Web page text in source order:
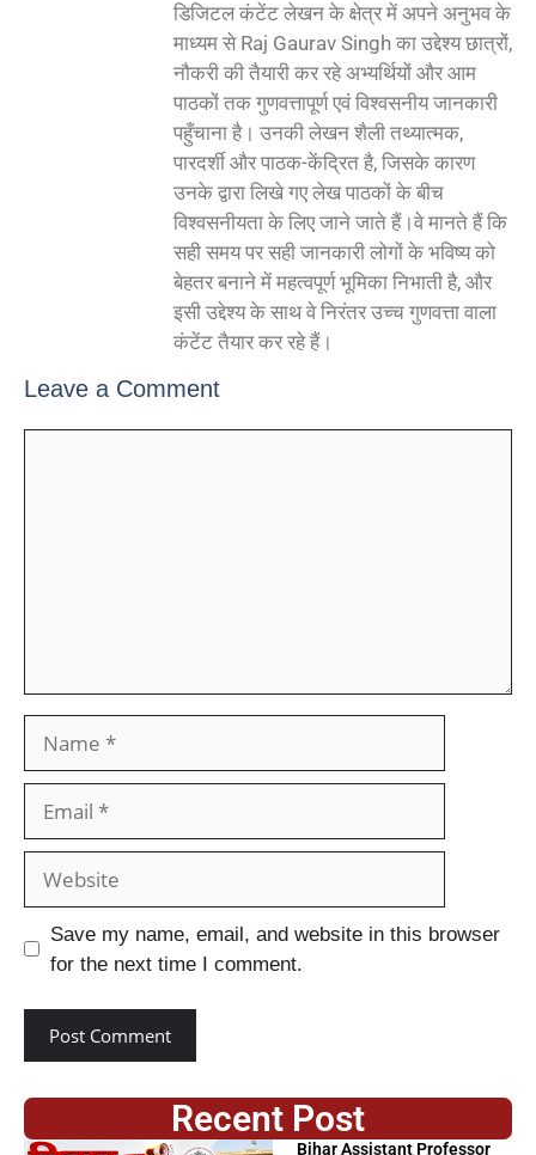
डिजिटल कंटेंट लेखन के क्षेत्र में अपने अनुभव के
माध्यम से Raj Gaurav Singh का उद्देश्य छात्रों,
नौकरी की तैयारी कर रहे अभ्यर्थियों और आम
पाठकों तक गुणवत्तापूर्ण एवं विश्वसनीय जानकारी
पहुँचाना है। उनकी लेखन शैली तथ्यात्मक,
पारदर्शी और पाठक-केंद्रित है, जिसके कारण
उनके द्वारा लिखे गए लेख पाठकों के बीच
विश्वसनीयता के लिए जाने जाते हैं।वे मानते हैं कि
सही समय पर सही जानकारी लोगों के भविष्य को
बेहतर बनाने में महत्वपूर्ण भूमिका निभाती है, और
इसी उद्देश्य के साथ वे निरंतर उच्च गुणवत्ता वाला
कंटेंट तैयार कर रहे हैं।
Leave a Comment
Save my name, email, and website in this browser
for the next time I comment.
Recent Post
Bihar Assistant Professor